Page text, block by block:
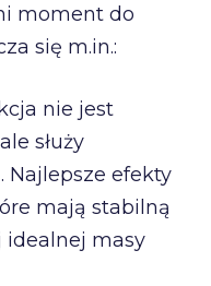
moment do
się m.in.:
nie jest
służy
efekty
mają stabilną
idealnej masy